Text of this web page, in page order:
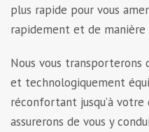
plus rapide pour vous
rapidement et de
Nous vous transporterons
et technologiquement
réconfortant jusqu’à votre
assurerons de vous y